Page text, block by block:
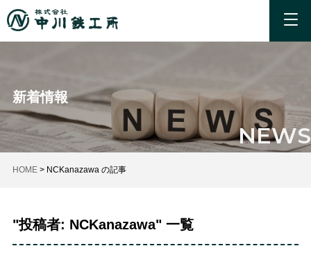
新着情報
NEWS
HOME> NCKanazawa の記事
"投稿者: NCKanazawa" 一覧